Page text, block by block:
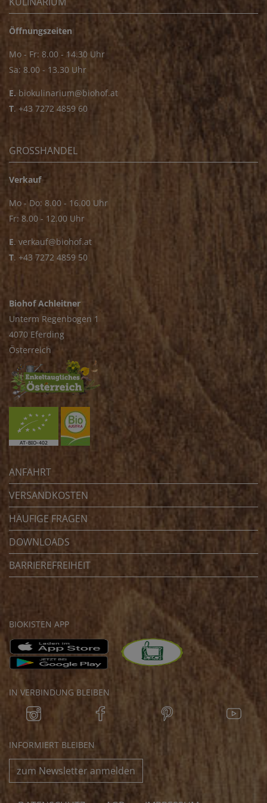
Öffnungszeiten
Mo - Fr: 8.00 - 14.30 Uhr
Sa: 8.00 - 13.30 Uhr
E. biokulinarium@biohof.at
T. +43 7272 4859 60
GROSSHANDEL
Verkauf
Mo - Do: 8.00 - 16.00 Uhr
Fr: 8.00 - 12.00 Uhr
E. verkauf@biohof.at
T. +43 7272 4859 50
Biohof Achleitner
Unterm Regenbogen 1
4070 Eferding
Österreich
ANFAHRT
VERSANDKOSTEN
HÄUFIGE FRAGEN
DOWNLOADS
BARRIEREFREIHEIT
BIOKISTEN APP
IN VERBINDUNG BLEIBEN
INFORMIERT BLEIBEN
zum Newsletter anmelden